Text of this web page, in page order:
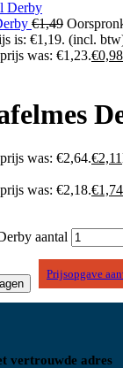
€1,49
is: €1,19. (incl.
was: €1,23.€0,98
was: €2,64.€2,11
was: €2,18.€1,74
aantal
Prijsopgave
vertrouwde adres